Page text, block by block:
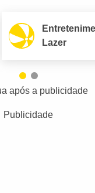
Lazer
após a publicidade
Publicidade